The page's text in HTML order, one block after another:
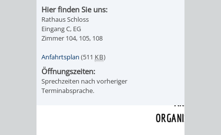
ORGANISATIONEN
Hier finden Sie uns:
Rathaus Schloss
Eingang C, EG
Zimmer 104, 105, 108
Anfahrtsplan (511 KB)
Öffnungszeiten:
Sprechzeiten nach vorheriger
Terminabsprache.